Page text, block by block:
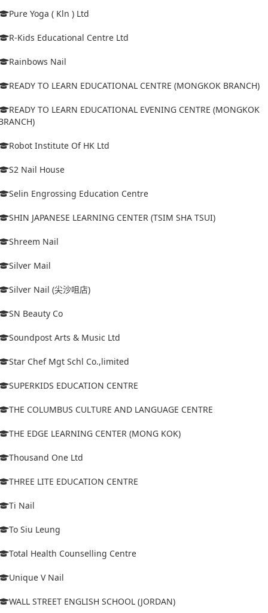
Pure Yoga ( Kln ) Ltd
R-Kids Educational Centre Ltd
Rainbows Nail
READY TO LEARN EDUCATIONAL CENTRE (MONGKOK BRANCH)
READY TO LEARN EDUCATIONAL EVENING CENTRE (MONGKOK
Robot Institute Of HK Ltd
S2 Nail House
Selin Engrossing Education Centre
SHIN JAPANESE LEARNING CENTER (TSIM SHA TSUI)
Shreem Nail
Silver Mail
Silver Nail (尖沙咀店)
SN Beauty Co
Soundpost Arts & Music Ltd
Star Chef Mgt Schl Co.,limited
SUPERKIDS EDUCATION CENTRE
THE COLUMBUS CULTURE AND LANGUAGE CENTRE
THE EDGE LEARNING CENTER (MONG KOK)
Thousand One Ltd
THREE LITE EDUCATION CENTRE
Ti Nail
To Siu Leung
Total Health Counselling Centre
Unique V Nail
WALL STREET ENGLISH SCHOOL (JORDAN)